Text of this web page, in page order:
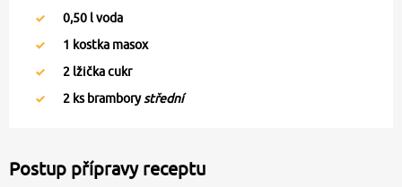
0,50 l voda
1 kostka masox
2 lžička cukr
2 ks bramborystřední
Postup přípravy receptu